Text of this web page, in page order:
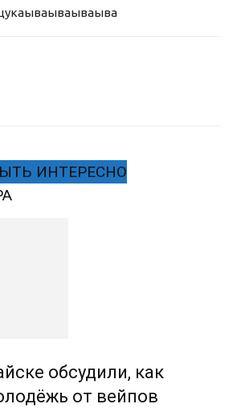
ываываыва
ИНТЕРЕСНО
обсудили, как
от вейпов